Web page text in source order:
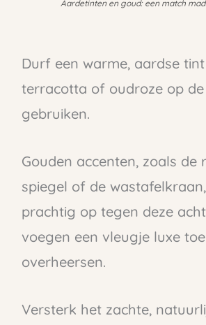
Aardetinten en goud: een match
Durf een warme, aardse
terracotta of oudroze op
gebruiken.
Gouden accenten, zoals de
spiegel of de
prachtig op tegen deze
voegen een vleugje luxe
overheersen.
Versterk het zachte,